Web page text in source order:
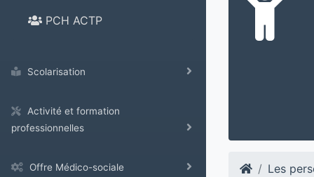
PCH ACTP
Scolarisation
Activité et formation
professionnelles
Offre Médico-sociale
Les